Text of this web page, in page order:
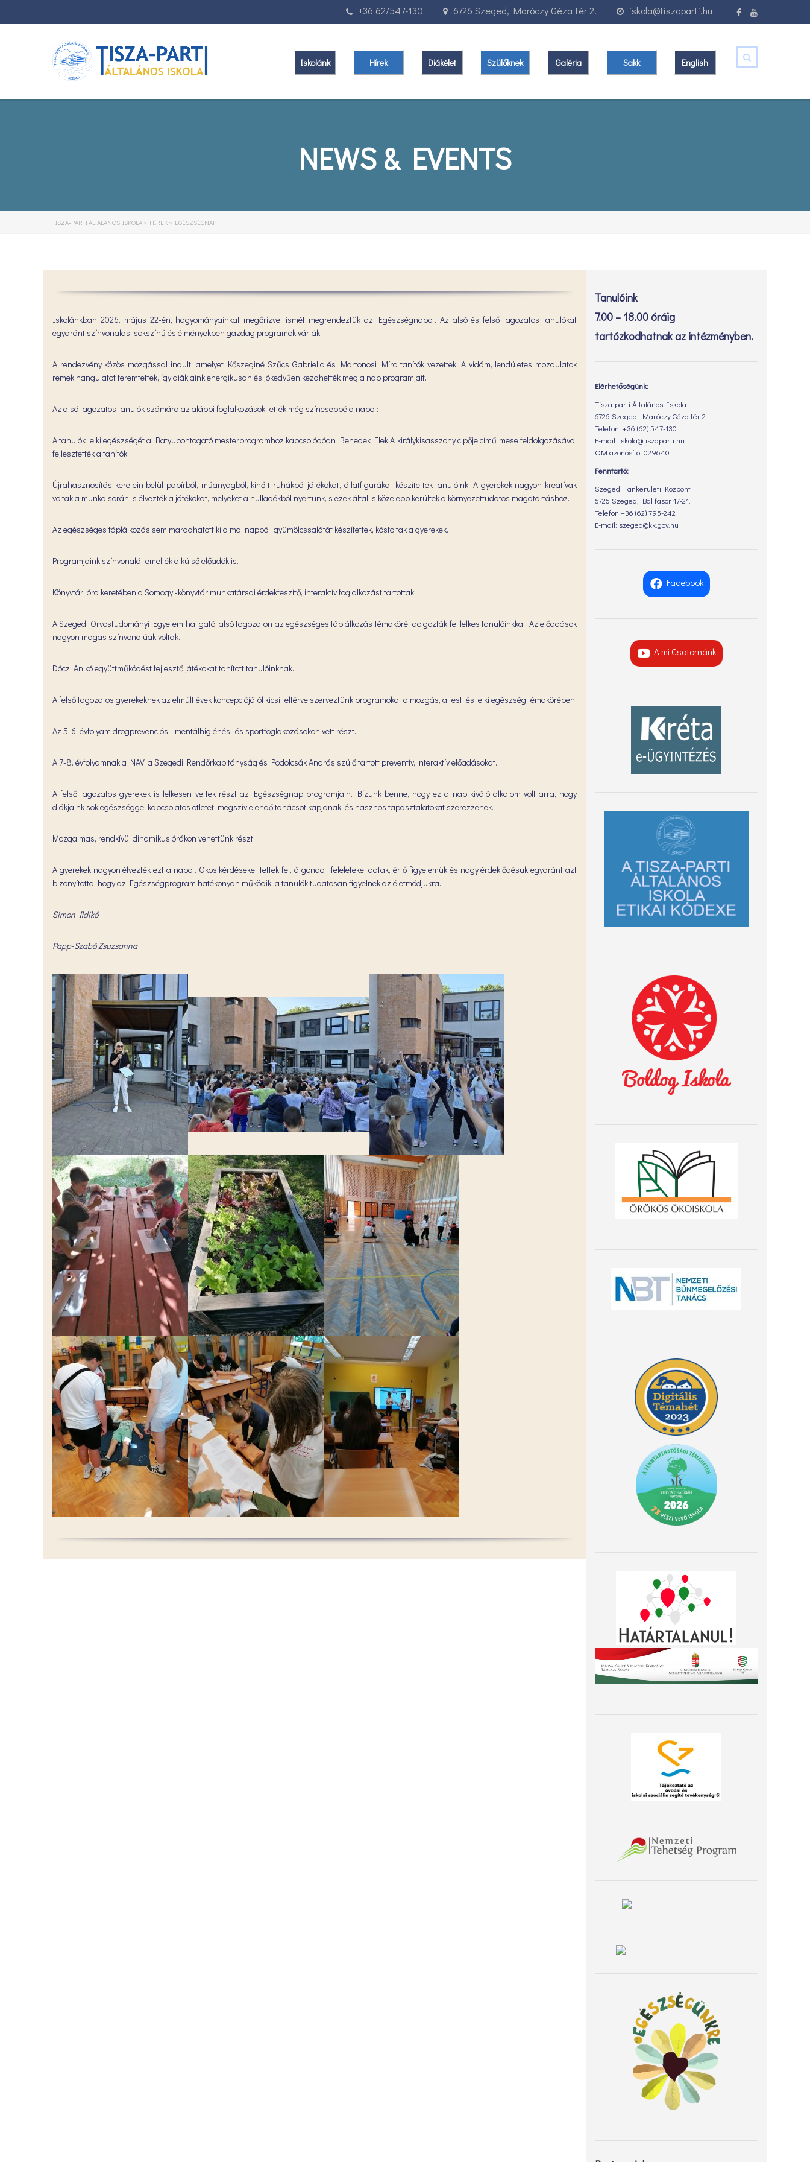
iskola@tiszaparti.hu
6726 Szeged, Maróczy Géza tér 2.
+36 62/547-130
Iskolánk Hírek Diákélet Szülőknek Galéria Sakk English
NEWS & EVENTS
TISZA-PARTI ÁLTALÁNOS ISKOLA > HÍREK > EGÉSZSÉGNAP
Iskolánkban 2026. május 22-én, hagyományainkat megőrizve, ismét megrendeztük az Egészségnapot. Az alsó és felső tagozatos tanulókat
egyaránt színvonalas, sokszínű és élményekben gazdag programok várták.
A rendezvény közös mozgással indult, amelyet Kőszeginé Szűcs Gabriella és Martonosi Míra tanítók vezettek. A vidám, lendületes mozdulatok
remek hangulatot teremtettek, így diákjaink energikusan és jókedvűen kezdhették meg a nap programjait.
Az alsó tagozatos tanulók számára az alábbi foglalkozások tették még színesebbé a napot:
A tanulók lelki egészségét a Batyubontogató mesterprogramhoz kapcsolódóan Benedek Elek A királykisasszony cipője című mese feldolgozásával
fejlesztették a tanítók.
Újrahasznosítás keretein belül papírból, műanyagból, kinőtt ruhákból játékokat, állatfigurákat készítettek tanulóink. A gyerekek nagyon kreatívak
voltak a munka során, s élvezték a játékokat, melyeket a hulladékból nyertünk, s ezek által is közelebb kerültek a környezettudatos magatartáshoz.
Az egészséges táplálkozás sem maradhatott ki a mai napból, gyümölcssalátát készítettek, kóstoltak a gyerekek.
Programjaink színvonalát emelték a külső előadók is.
Könyvtári óra keretében a Somogyi-könyvtár munkatársai érdekfeszítő, interaktív foglalkozást tartottak.
A Szegedi Orvostudományi Egyetem hallgatói alsó tagozaton az egészséges táplálkozás témakörét dolgozták fel lelkes tanulóinkkal. Az előadások
nagyon magas színvonalúak voltak.
Dóczi Anikó együttműködést fejlesztő játékokat tanított tanulóinknak.
A felső tagozatos gyerekeknek az elmúlt évek koncepciójától kicsit eltérve szerveztünk programokat a mozgás, a testi és lelki egészség témakörében.
Az 5-6. évfolyam drogprevenciós-, mentálhigiénés- és sportfoglakozásokon vett részt.
A 7-8. évfolyamnak a NAV, a Szegedi Rendőrkapitányság és Podolcsák András szülő tartott preventív, interaktív előadásokat.
A felső tagozatos gyerekek is lelkesen vettek részt az Egészségnap programjain. Bízunk benne, hogy ez a nap kiváló alkalom volt arra, hogy
diákjaink sok egészséggel kapcsolatos ötletet, megszívlelendő tanácsot kapjanak, és hasznos tapasztalatokat szerezzenek.
Mozgalmas, rendkívül dinamikus órákon vehettünk részt.
A gyerekek nagyon élvezték ezt a napot. Okos kérdéseket tettek fel, átgondolt feleleteket adtak, értő figyelemük és nagy érdeklődésük egyaránt azt
bizonyította, hogy az Egészségprogram hatékonyan működik, a tanulók tudatosan figyelnek az életmódjukra.
Simon Ildikó
Papp-Szabó Zsuzsanna
Tanulóink
7.00 – 18.00 óráig
tartózkodhatnak az intézményben.
Elérhetőségünk:
Tisza-parti Általános Iskola
6726 Szeged, Maróczy Géza tér 2.
Telefon: +36 (62) 547-130
E-mail: iskola@tiszaparti.hu
OM azonosító: 029640
Fenntartó:
Szegedi Tankerületi Központ
6726 Szeged, Bal fasor 17-21.
Telefon +36 (62) 795-242
E-mail: szeged@kk.gov.hu
Facebook
A mi Csatornánk